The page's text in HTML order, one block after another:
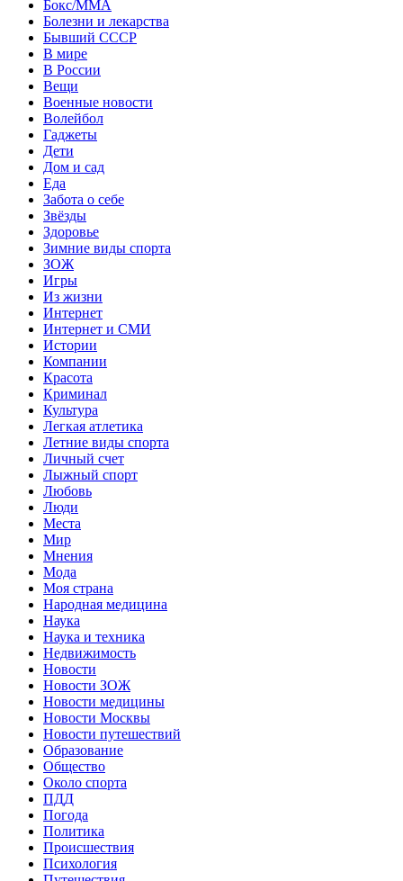
Бокс/MMA
Болезни и лекарства
Бывший СССР
В мире
В России
Вещи
Военные новости
Волейбол
Гаджеты
Дети
Дом и сад
Еда
Забота о себе
Звёзды
Здоровье
Зимние виды спорта
ЗОЖ
Игры
Из жизни
Интернет
Интернет и СМИ
Истории
Компании
Красота
Криминал
Культура
Легкая атлетика
Летние виды спорта
Личный счет
Лыжный спорт
Любовь
Люди
Места
Мир
Мнения
Мода
Моя страна
Народная медицина
Наука
Наука и техника
Недвижимость
Новости
Новости ЗОЖ
Новости медицины
Новости Москвы
Новости путешествий
Образование
Общество
Около спорта
ПДД
Погода
Политика
Происшествия
Психология